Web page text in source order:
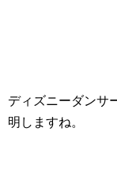
ディズニーダンサ
明しますね。